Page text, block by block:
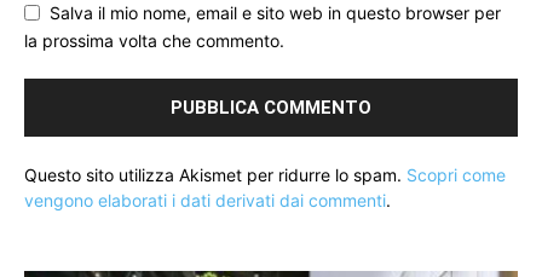
Salva il mio nome, email e sito web in questo browser per
la prossima volta che commento.
Questo sito utilizza Akismet per ridurre lo spam. Scopri come
vengono elaborati i dati derivati dai commenti.